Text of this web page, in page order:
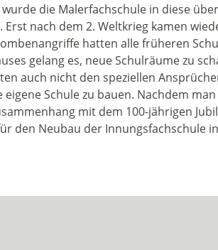
die Malerfachschule in diese
nach dem 2. Weltkrieg kamen
hatten alle früheren
gelang es, neue Schulräume zu
auch nicht den speziellen
Schule zu bauen. Nachdem
mit dem 100-jährigen
den Neubau der Innungsfachschule